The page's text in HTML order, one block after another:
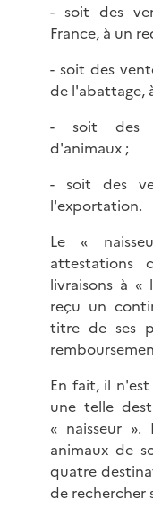
- soit des
France, à un
- soit des
de l'abattage,
- soit des
d'animaux ;
- soit des
l'exportation.
Le «
attestations
livraisons à «
reçu un
titre de ses
En fait, il
une telle
« naisseur
animaux de
quatre
de rechercher